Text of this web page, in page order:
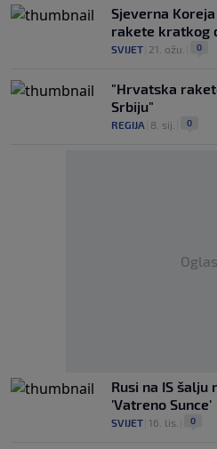
Sjeverna
rakete kratkog
SVIJET 21. ožu. 0
"Hrvatska
Srbiju"
REGIJA 8. sij. 0
Oglas
Rusi na IS šalju
'Vatreno Sunce'
SVIJET 16. lis. 0